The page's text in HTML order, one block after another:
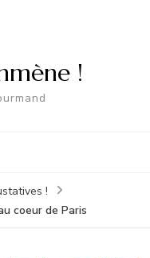
!
!
coeur de Paris